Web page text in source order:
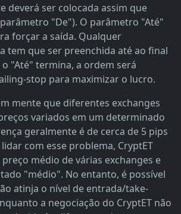
deverá ser colocada assim que
"De"). O parâmetro "Até"
forçar a saída. Qualquer
tem que ser preenchida até ao final
"Até" termina, a ordem será
stop para maximizar o lucro.
mente que diferentes exchanges
variados em um determinado
geralmente é de cerca de 5 pips
com esse problema, CryptET
médio de várias exchanges e
"médio". No entanto, é possível
atinja o nível de entrada/take-
a negociação do CryptET não